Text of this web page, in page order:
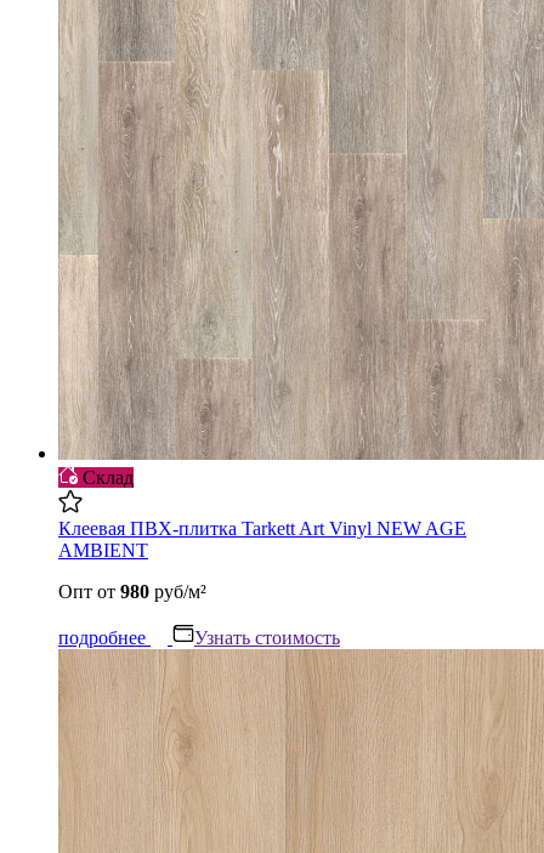
Склад
Клеевая ПВХ-плитка Tarkett Art Vinyl NEW AGE
AMBIENT
Опт от 980 руб/м²
подробнее Узнать стоимость